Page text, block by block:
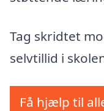
Tag skridtet
selvtillid i
Få hjælp til